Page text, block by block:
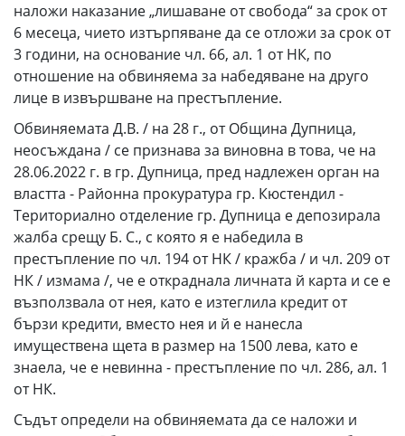
наложи наказание „лишаване от свобода“ за срок от
6 месеца, чието изтърпяване да се отложи за срок от
3 години, на основание чл. 66, ал. 1 от НК, по
отношение на обвиняема за набедяване на друго
лице в извършване на престъпление.
Обвиняемата Д.В. / на 28 г., от Община Дупница,
неосъждана / се признава за виновна в това, че на
28.06.2022 г. в гр. Дупница, пред надлежен орган на
властта - Районна прокуратура гр. Кюстендил -
Териториално отделение гр. Дупница е депозирала
жалба срещу Б. С., с която я е набедила в
престъпление по чл. 194 от НК / кражба / и чл. 209 от
НК / измама /, че е откраднала личната й карта и се е
възползвала от нея, като е изтеглила кредит от
бързи кредити, вместо нея и й е нанесла
имуществена щета в размер на 1500 лева, като е
знаела, че е невинна - престъпление по чл. 286, ал. 1
от НК.
Съдът определи на обвиняемата да се наложи и